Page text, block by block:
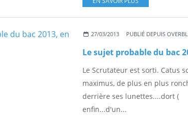
27/03/2013 PUBLIÉ DEPUIS
Le Scrutateur est sorti. Catus
maximus, de plus en plus
derrière ses lunettes....dort (
enfin...d'un...